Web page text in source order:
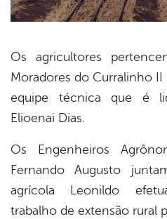
Os agricultores
Moradores do Curralinho
equipe técnica que é
Elioenai Dias.
Os Engenheiros
Fernando Augusto
agrícola Leonildo
trabalho de extensão rural